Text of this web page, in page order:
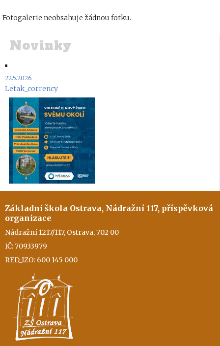
Fotogalerie neobsahuje žádnou fotku.
Novinky
22.5.2026
Letak_corrency
Základní škola Ostrava, Nádražní 117, příspěvková
organizace
Nádražní 1217/117, Ostrava, 702 00
IČ: 70933979
RED_IZO: 600 145 000